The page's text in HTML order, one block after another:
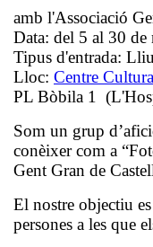
amb l'Associació
Data: del 5 al 30 de
Tipus d'entrada:
Lloc: Centre
PL Bòbila 1
Som un grup
conèixer com a
Gent Gran de
El nostre objectiu
persones a les que